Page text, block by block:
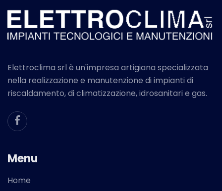
Elettroclima srl è un'impresa artigiana specializzata
nella realizzazione e manutenzione di impianti di
riscaldamento, di climatizzazione, idrosanitari e gas.
Menu
Home